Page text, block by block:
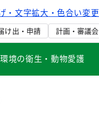
・文字拡大・色合い変更
け出・申請 計画・審議会
境の衛生・動物愛護